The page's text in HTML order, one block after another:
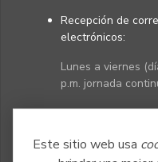
Este sitio web usa
Recepción de
electrónicos:
Lunes a viernes
p.m. jornada